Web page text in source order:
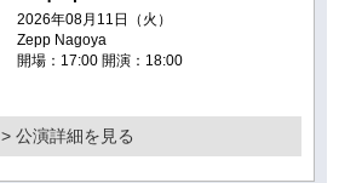
2026年08月11日（火）
Zepp Nagoya
開場：17:00 開演：18:00
> 公演詳細を見る